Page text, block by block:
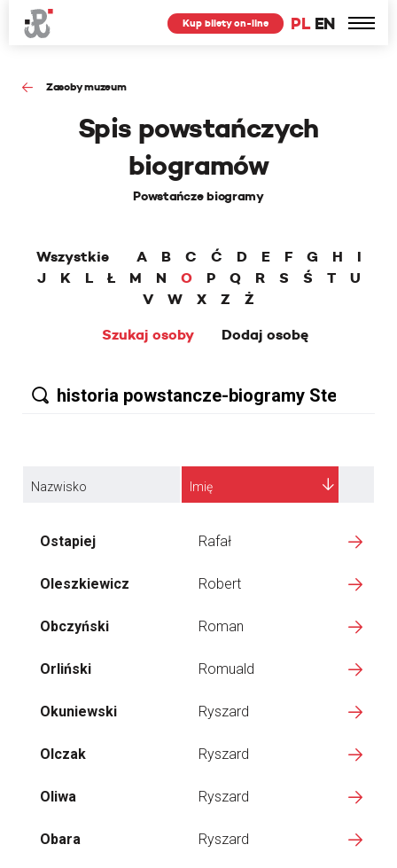
PL EN
Kup bilety on-line
Zasoby muzeum
Spis powstańczych
biogramów
Powstańcze biogramy
Wszystkie A B C Ć D E F G H
I
J
K L Ł M N O P Q R S Ś T
U
V
W X Z
Ż
Szukaj osoby
Dodaj osobę
Nazwisko Imię
Ostapiej Rafał
Oleszkiewicz Robert
Obczyński Roman
Orliński Romuald
Okuniewski Ryszard
Olczak Ryszard
Oliwa Ryszard
Obara Ryszard